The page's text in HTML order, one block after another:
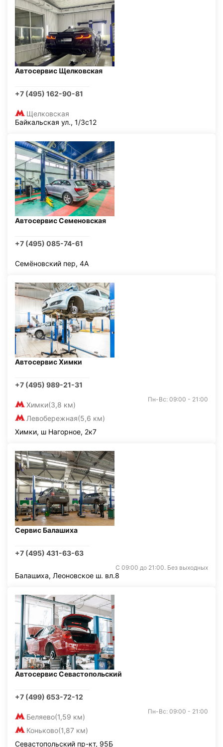
Автосервис Щелковская
+7 (495) 162-90-81
Щелковская
Байкальская ул., 1/3с12
Автосервис Семеновская
+7 (495) 085-74-61
Семёновский пер, 4А
Автосервис Химки
+7 (495) 989-21-31
Химки(3,8 км)
Левобережная(5,6 км)
Пн-Вс: 09:00 - 21:00
Химки, ш Нагорное, 2к7
Сервис Балашиха
+7 (495) 431-63-63
С 09:00 до 21:00. Без выходных
Балашиха, Леоновское ш. вл.8
Автосервис Севастопольский
+7 (499) 653-72-12
Беляево(1,59 км)
Коньково(1,87 км)
Пн-Вс: 09:00 - 21:00
Севастопольский пр-кт, 95Б